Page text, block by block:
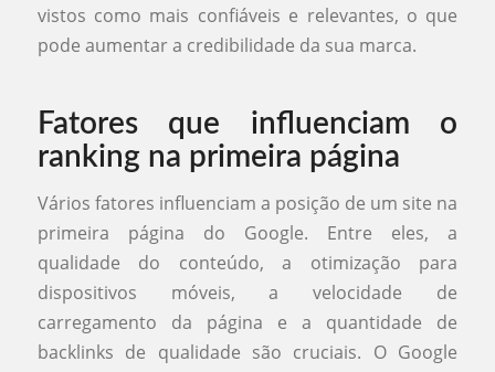
vistos como mais confiáveis e relevantes, o que
pode aumentar a credibilidade da sua marca.
Fatores que influenciam o
ranking na primeira página
Vários fatores influenciam a posição de um site na
primeira página do Google. Entre eles, a
qualidade do conteúdo, a otimização para
dispositivos móveis, a velocidade de
carregamento da página e a quantidade de
backlinks de qualidade são cruciais. O Google